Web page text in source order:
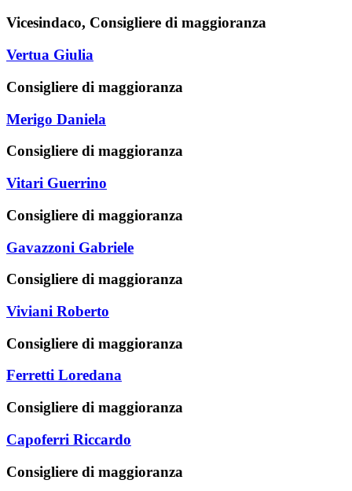
Vicesindaco, Consigliere di maggioranza
Vertua Giulia
Consigliere di maggioranza
Merigo Daniela
Consigliere di maggioranza
Vitari Guerrino
Consigliere di maggioranza
Gavazzoni Gabriele
Consigliere di maggioranza
Viviani Roberto
Consigliere di maggioranza
Ferretti Loredana
Consigliere di maggioranza
Capoferri Riccardo
Consigliere di maggioranza